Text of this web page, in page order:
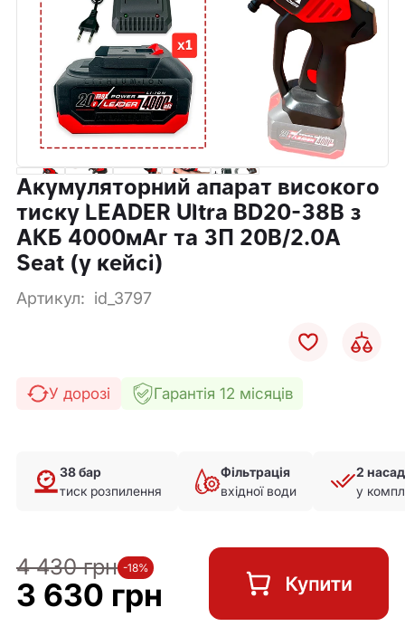
Акумуляторний апарат високого
тиску LEADER Ultra BD20-38B з
АКБ 4000мАг та ЗП 20В/2.0А
Seat (у кейсі)
Артикул: id_3797
У дорозі Гарантія 12 місяців
38 бар
тиск розпилення
Фільтрація
вхідної води
2
у
4 430 грн -18%
3 630 грн